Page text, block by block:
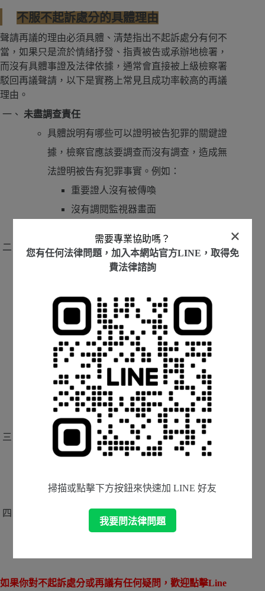
不服不起訴處分的具體理由
聲請再議的理由必須具體、清楚指出不起訴處分有何不
當，如果只是流於情緒抒發、指責被告或承辦地檢署，
而沒有具體事證及法律依據，通常會直接被上級檢察署
駁回再議聲請，以下是實務上常見且成功率較高的再議
理由。
未盡調查責任
具體說明有哪些可以證明被告犯罪的關鍵證
據，檢察官應該要調查而沒有調查，造成無
法證明被告有犯罪事實。例如：
重要證人沒有被傳喚
沒有調閱監視器畫面
法律適用錯誤
若檢察官已經調查完所有證據，認定被告有
被告的行為不構成刑法上的犯罪行為，而
給予被告不起訴處分，例如：被告有辱罵
告訴人的行為，但檢察官認為不構成公然
侮辱罪或誹謗罪。
告訴人可以附上與告訴事實相近的有利判
決，具體說明原不起訴處分適用法律見解
有錯誤。
具體說明依照相關證據，檢察官已經可以認
重要證據，而給予被告有利的認定。
如果有取得與告訴事實相關的新事實、新證
如果你對不起訴處分或再議有任何疑問，歡迎點擊Line
需要專業協助嗎？
您有任何法律問題，加入本網站官方LINE，取得免
費法律諮詢
掃描或點擊下方按鈕來快速加 LINE 好友
我要問法律問題
×